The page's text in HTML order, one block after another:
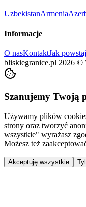
UzbekistanArmenia
Informacje
O nasKontaktJak
bliskiegranice.pl 2026 ©
Szanujemy Twoją
Używamy plików
strony oraz tworzyć
wszystkie" wyrażasz
Możesz też
Akceptuję wszystkie